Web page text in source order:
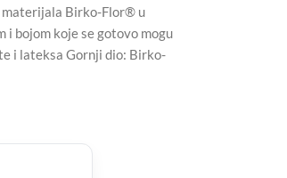
materijala Birko-Flor® u
bojom koje se gotovo mogu
i lateksa Gornji dio: Birko-